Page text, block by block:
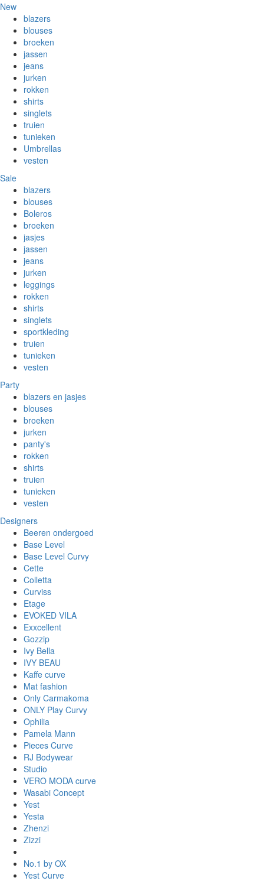
New
blazers
blouses
broeken
jassen
jeans
jurken
rokken
shirts
singlets
truien
tunieken
Umbrellas
vesten
Sale
blazers
blouses
Boleros
broeken
jasjes
jassen
jeans
jurken
leggings
rokken
shirts
singlets
sportkleding
truien
tunieken
vesten
Party
blazers en jasjes
blouses
broeken
jurken
panty's
rokken
shirts
truien
tunieken
vesten
Designers
Beeren ondergoed
Base Level
Base Level Curvy
Cette
Colletta
Curviss
Etage
EVOKED VILA
Exxcellent
Gozzip
Ivy Bella
IVY BEAU
Kaffe curve
Mat fashion
Only Carmakoma
ONLY Play Curvy
Ophilia
Pamela Mann
Pieces Curve
RJ Bodywear
Studio
VERO MODA curve
Wasabi Concept
Yest
Yesta
Zhenzi
Zizzi
No.1 by OX
Yest Curve